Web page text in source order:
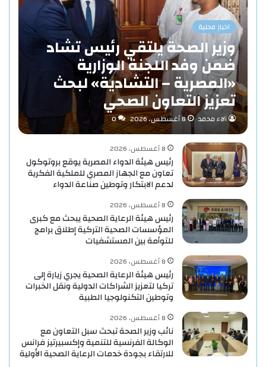
اخبار محلية
وزير الصحة يلتقي رئيس تشاد
ضمن وفد اللجنة الوزارية
«المصرية – التشادية» لبحث
تعزيز التعاون الصحي
آلاء محمد 8 أغسطس، 2026 0
8 أغسطس، 2026
رئيس هيئة الدواء المصرية يوقع بروتوكول
تعاون مع الجهاز المصري للملكية الفكرية
لدعم الابتكار وتوطين صناعة الدواء
8 أغسطس، 2026
رئيس هيئة الرعاية الصحية يبحث مع كبرى
المؤسسات الصحية التركية إطلاق برامج
للتوأمة بين المستشفيات
8 أغسطس، 2026
رئيس هيئة الرعاية الصحية يجري زيارة إلى
تركيا لتعزيز الشراكات الدولية ونقل الخبرات
وتوطين التكنولوجيا الطبية
8 أغسطس، 2026
نائب وزير الصحة تبحث سبل التعاون مع
الوكالة الفرنسية للتنمية وإكسبيرتيز فرانس
للارتقاء بجودة خدمات الرعاية الصحية الأولية